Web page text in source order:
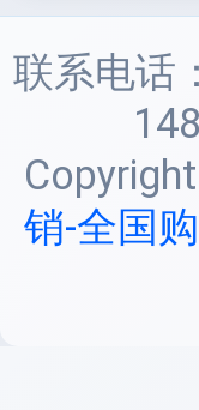
联系电话
销-全国